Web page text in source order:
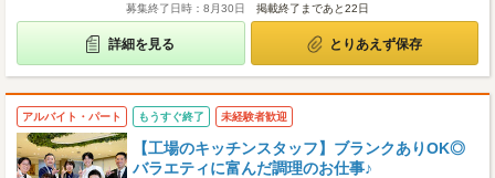
募集終了日時：8月30日 掲載終了まであと22日
詳細を見る とりあえず保存
アルバイト・パート もうすぐ終了 未経験者歓迎
【工場のキッチンスタッフ】ブランクありOK◎
バラエティに富んだ調理のお仕事♪